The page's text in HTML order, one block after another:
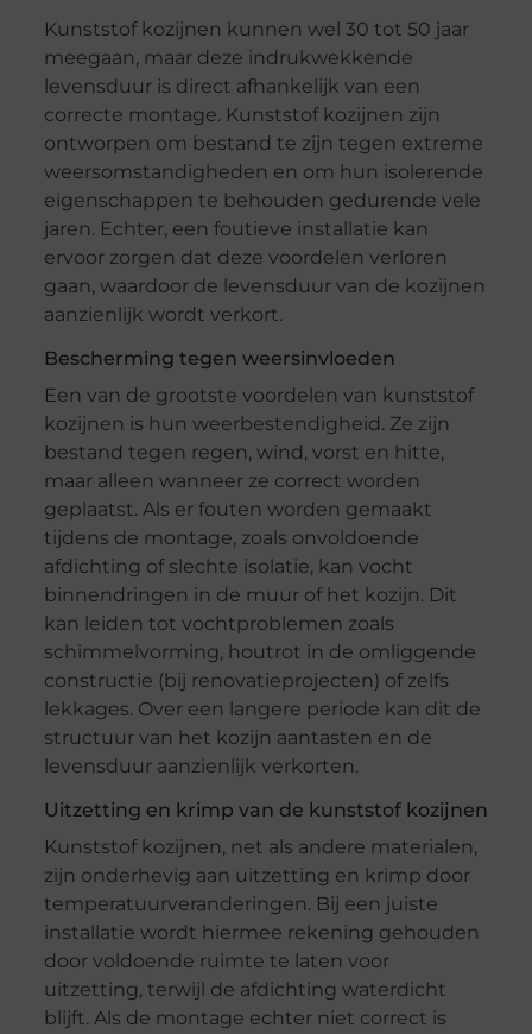
Kunststof kozijnen kunnen wel 30 tot 50 jaar
meegaan, maar deze indrukwekkende
levensduur is direct afhankelijk van een
correcte montage. Kunststof kozijnen zijn
ontworpen om bestand te zijn tegen extreme
weersomstandigheden en om hun isolerende
eigenschappen te behouden gedurende vele
jaren. Echter, een foutieve installatie kan
ervoor zorgen dat deze voordelen verloren
gaan, waardoor de levensduur van de kozijnen
aanzienlijk wordt verkort.
Bescherming tegen weersinvloeden
Een van de grootste voordelen van kunststof
kozijnen is hun weerbestendigheid. Ze zijn
bestand tegen regen, wind, vorst en hitte,
maar alleen wanneer ze correct worden
geplaatst. Als er fouten worden gemaakt
tijdens de montage, zoals onvoldoende
afdichting of slechte isolatie, kan vocht
binnendringen in de muur of het kozijn. Dit
kan leiden tot vochtproblemen zoals
schimmelvorming, houtrot in de omliggende
constructie (bij renovatieprojecten) of zelfs
lekkages. Over een langere periode kan dit de
structuur van het kozijn aantasten en de
levensduur aanzienlijk verkorten.
Uitzetting en krimp van de kunststof kozijnen
Kunststof kozijnen, net als andere materialen,
zijn onderhevig aan uitzetting en krimp door
temperatuurveranderingen. Bij een juiste
installatie wordt hiermee rekening gehouden
door voldoende ruimte te laten voor
uitzetting, terwijl de afdichting waterdicht
blijft. Als de montage echter niet correct is